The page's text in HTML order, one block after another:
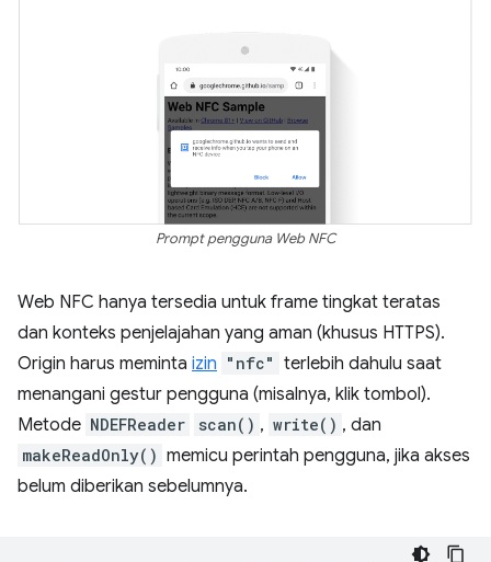
Prompt pengguna Web NFC
Web NFC hanya tersedia untuk frame tingkat teratas
dan konteks penjelajahan yang aman (khusus HTTPS).
Origin harus meminta izin "nfc" terlebih dahulu saat
menangani gestur pengguna (misalnya, klik tombol).
Metode NDEFReader scan() , write() , dan
makeReadOnly() memicu perintah pengguna, jika akses
belum diberikan sebelumnya.